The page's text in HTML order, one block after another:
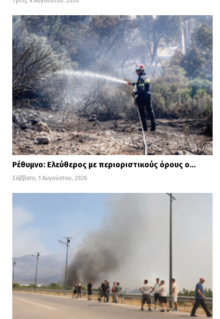
Ρέθυμνο: Ελεύθερος με περιοριστικούς όρους ο…
Σάββατο, 1 Αυγούστου, 2026